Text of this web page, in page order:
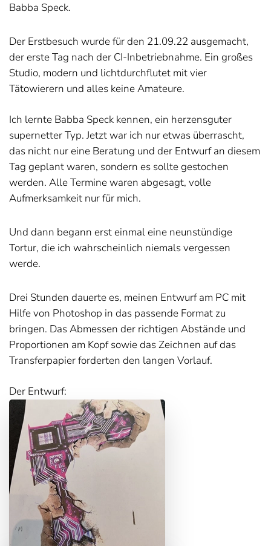
Babba Speck.
Der Erstbesuch wurde für den 21.09.22 ausgemacht,
der erste Tag nach der CI-Inbetriebnahme. Ein großes
Studio, modern und lichtdurchflutet mit vier
Tätowierern und alles keine Amateure.
Ich lernte Babba Speck kennen, ein herzensguter
supernetter Typ. Jetzt war ich nur etwas überrascht,
das nicht nur eine Beratung und der Entwurf an diesem
Tag geplant waren, sondern es sollte gestochen
werden. Alle Termine waren abgesagt, volle
Aufmerksamkeit nur für mich.
Und dann begann erst einmal eine neunstündige
Tortur, die ich wahrscheinlich niemals vergessen
werde.
Drei Stunden dauerte es, meinen Entwurf am PC mit
Hilfe von Photoshop in das passende Format zu
bringen. Das Abmessen der richtigen Abstände und
Proportionen am Kopf sowie das Zeichnen auf das
Transferpapier forderten den langen Vorlauf.
Der Entwurf: